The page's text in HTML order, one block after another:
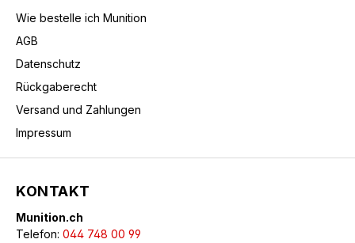
Wie bestelle ich Munition
AGB
Datenschutz
Rückgaberecht
Versand und Zahlungen
Impressum
KONTAKT
Munition.ch
Telefon: 044 748 00 99